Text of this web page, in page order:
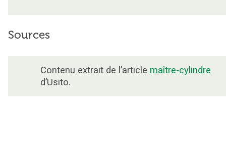
Sources
Contenu extrait de l’article maître-cylindre
d’Usito.